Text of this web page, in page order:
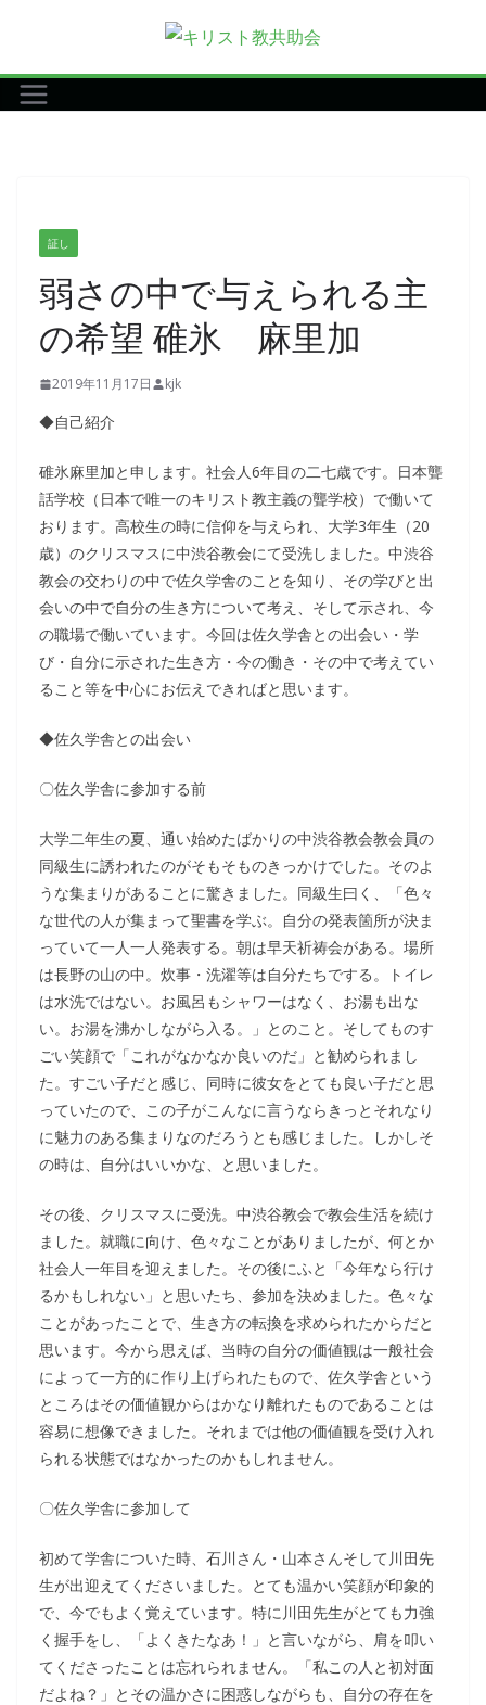
テ
ン
証し
弱さの中で与えられる主
の希望 碓氷 麻里加
2019年11月17日 kjk
◆自己紹介
碓氷麻里加と申します。社会人6年目の二七歳です。日本聾
話学校（日本で唯一のキリスト教主義の聾学校）で働いて
おります。高校生の時に信仰を与えられ、大学3年生（20
歳）のクリスマスに中渋谷教会にて受洗しました。中渋谷
教会の交わりの中で佐久学舎のことを知り、その学びと出
会いの中で自分の生き方について考え、そして示され、今
の職場で働いています。今回は佐久学舎との出会い・学
び・自分に示された生き方・今の働き・その中で考えてい
ること等を中心にお伝えできればと思います。
◆佐久学舎との出会い
〇佐久学舎に参加する前
大学二年生の夏、通い始めたばかりの中渋谷教会教会員の
同級生に誘われたのがそもそものきっかけでした。そのよ
うな集まりがあることに驚きました。同級生曰く、「色々
な世代の人が集まって聖書を学ぶ。自分の発表箇所が決ま
っていて一人一人発表する。朝は早天祈祷会がある。場所
は長野の山の中。炊事・洗濯等は自分たちでする。トイレ
は水洗ではない。お風呂もシャワーはなく、お湯も出な
い。お湯を沸かしながら入る。」とのこと。そしてものす
ごい笑顔で「これがなかなか良いのだ」と勧められまし
た。すごい子だと感じ、同時に彼女をとても良い子だと思
っていたので、この子がこんなに言うならきっとそれなり
に魅力のある集まりなのだろうとも感じました。しかしそ
の時は、自分はいいかな、と思いました。
その後、クリスマスに受洗。中渋谷教会で教会生活を続け
ました。就職に向け、色々なことがありましたが、何とか
社会人一年目を迎えました。その後にふと「今年なら行け
るかもしれない」と思いたち、参加を決めました。色々な
ことがあったことで、生き方の転換を求められたからだと
思います。今から思えば、当時の自分の価値観は一般社会
によって一方的に作り上げられたもので、佐久学舎という
ところはその価値観からはかなり離れたものであることは
容易に想像できました。それまでは他の価値観を受け入れ
られる状態ではなかったのかもしれません。
〇佐久学舎に参加して
初めて学舎についた時、石川さん・山本さんそして川田先
生が出迎えてくださいました。とても温かい笑顔が印象的
で、今でもよく覚えています。特に川田先生がとても力強
く握手をし、「よくきたなあ！」と言いながら、肩を叩い
てくださったことは忘れられません。「私この人と初対面
だよね？」とその温かさに困惑しながらも、自分の存在を